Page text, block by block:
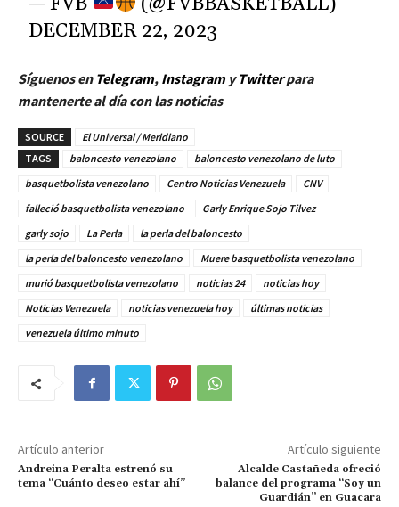
DECEMBER 22, 2023
Síguenos en Telegram, InstagramyTwitterpara
mantenerte al día con las noticias
SOURCE
El Universal / Meridiano
TAGS
baloncesto venezolano
baloncesto venezolano de luto
basquetbolista venezolano
Centro Noticias Venezuela
CNV
falleció basquetbolista venezolano
Garly Enrique Sojo Tilvez
garly sojo
La Perla
la perla del baloncesto
la perla del baloncesto venezolano
Muere basquetbolista venezolano
murió basquetbolista venezolano
noticias 24
noticias hoy
Noticias Venezuela
noticias venezuela hoy
últimas noticias
venezuela último minuto
Artículo anterior
Andreina Peralta estrenó su
tema “Cuánto deseo estar ahí”
Artículo siguiente
Alcalde Castañeda ofreció
balance del programa “Soy un
Guardián” en Guacara